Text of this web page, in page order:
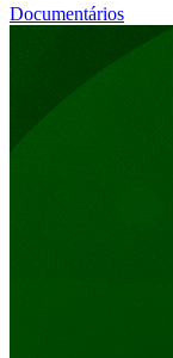
Documentários